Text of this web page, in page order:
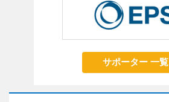
サポーター 一覧